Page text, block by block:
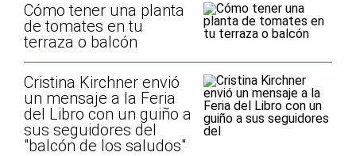
Cómo tener una planta
de tomates en tu
terraza o balcón
Cristina Kirchner envió
un mensaje a la Feria
del Libro con un guiño a
sus seguidores del
"balcón de los saludos"